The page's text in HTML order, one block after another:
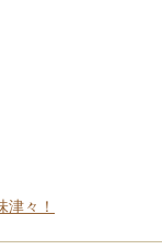
々！